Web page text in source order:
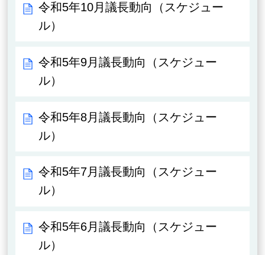
令和5年10月議長動向（スケジュー
ル）
令和5年9月議長動向（スケジュー
ル）
令和5年8月議長動向（スケジュー
ル）
令和5年7月議長動向（スケジュー
ル）
令和5年6月議長動向（スケジュー
ル）